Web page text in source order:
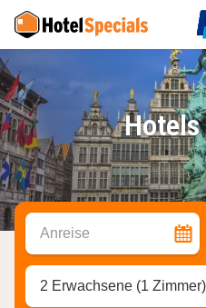
Anreise
2 Erwachsene (1 Zimmer)